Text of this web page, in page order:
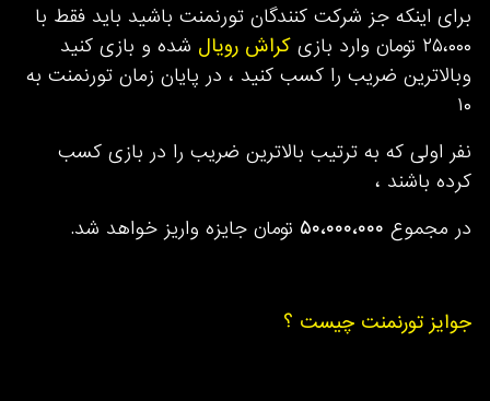
برای اینکه جز شرکت کنندگان تورنمنت باشید باید فقط با
۲۵،۰۰۰ تومان وارد بازی
کراش رویال شده و بازی کنید
وبالاترین ضریب را کسب کنید ، در پایان زمان تورنمنت به
۱۰
نفر اولی که به ترتیب بالاترین ضریب را در بازی کسب
کرده باشند ،
در مجموع ۵۰،۰۰۰،۰۰۰ تومان جایزه واریز خواهد شد.
جوایز تورنمنت چیست ؟